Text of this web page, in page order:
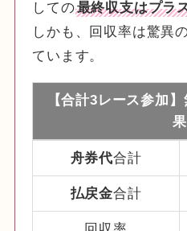
しての最終収支はプラ
しかも、回収率は驚異
ています。
【合計3レース参加
果
舟券代合計
払戻金合計